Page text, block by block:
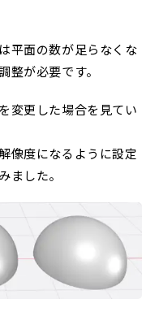
平面の数が足らなくな
整が必要です。
変更した場合を見てい
像度になるように設定
ました。